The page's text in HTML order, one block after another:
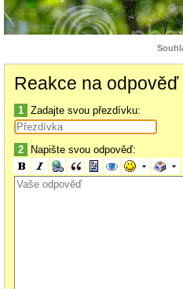
Reakce na odpověď
1 Zadajte svou přezdívku:
2 Napište svou odpověď: